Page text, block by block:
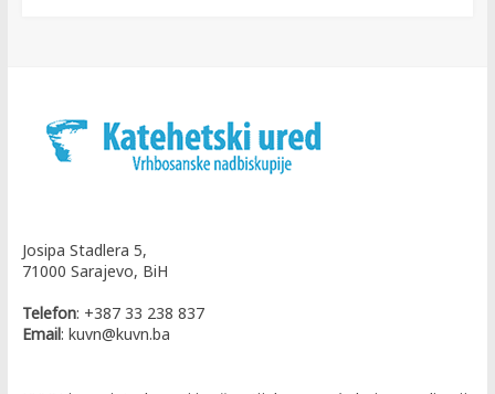
Josipa Stadlera 5,
71000 Sarajevo, BiH
Telefon: +387 33 238 837
Email: kuvn@kuvn.ba